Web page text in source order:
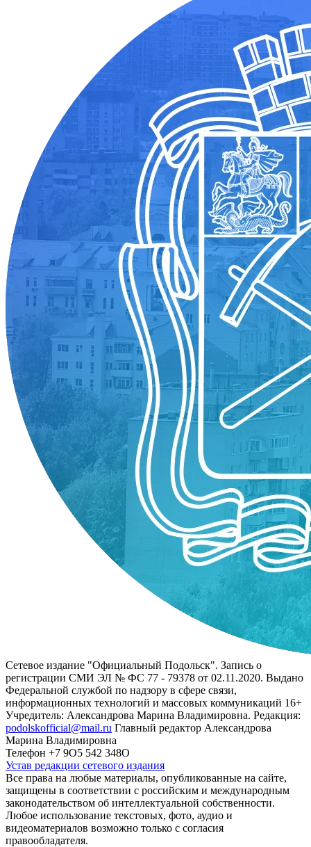
Сетевое издание "Официальный Подольск". Запись о
регистрации СМИ ЭЛ № ФС 77 - 79378 от 02.11.2020. Выдано
Федеральной службой по надзору в сфере связи,
информационных технологий и массовых коммуникаций 16+
Учредитель: Александрова Марина Владимировна. Редакция:
podolskofficial@mail.ru Главный редактор Александрова
Марина Владимировна
Телефон +7 9О5 542 348О
Устав редакции сетевого издания
Все права на любые материалы, опубликованные на сайте,
защищены в соответствии с российским и международным
законодательством об интеллектуальной собственности.
Любое использование текстовых, фото, аудио и
видеоматериалов возможно только с согласия
правообладателя.